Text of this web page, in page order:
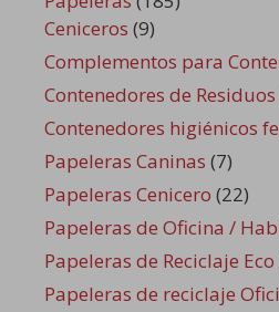
Ceniceros (9)
Complementos para
Contenedores de Residuos
Contenedores higiénicos
Papeleras Caninas (7)
Papeleras Cenicero (22)
Papeleras de Oficina /
Papeleras de Reciclaje Eco
Papeleras de reciclaje